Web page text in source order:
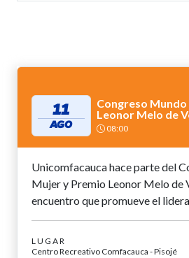
11
AGO
Congreso
Leonor Melo de
08:00
Unicomfacauca hace parte del
Mujer y Premio Leonor Melo de
encuentro que promueve el
LUGAR
Centro Recreativo Comfacauca - Pisojé